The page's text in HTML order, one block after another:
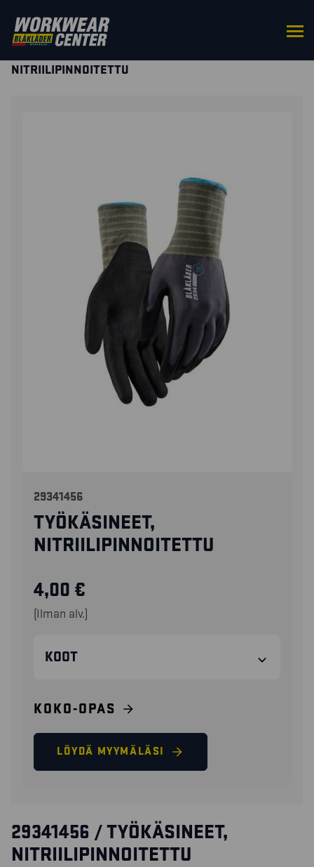
ETUSIVU/HANSKAT
NITRIILIPINNOITETTU
29341456
TYÖKÄSINEET,
NITRIILIPINNOITETTU
4,00 €
(Ilman alv.)
KOOT
KOKO-OPAS
LÖYDÄ MYYMÄLÄSI
29341456 / TYÖKÄSINEET,
NITRIILIPINNOITETTU